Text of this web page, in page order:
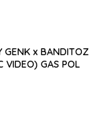
GENK x BANDITOZ
VIDEO) GAS POL